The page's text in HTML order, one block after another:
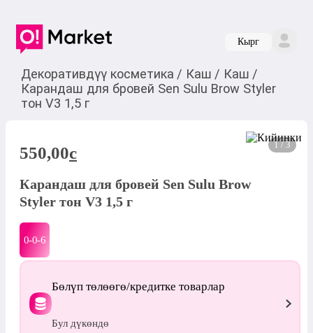
Кырг
Декоративдүү косметика / Каш / Каш /
Карандаш для бровей Sen Sulu Brow Styler
тон V3 1,5 г
1 / 3
550,00c
Карандаш для бровей Sen Sulu Brow
Styler тон V3 1,5 г
0-0-6
Бөлүп төлөөгө/кредитке товарлар
Бул дүкөндө